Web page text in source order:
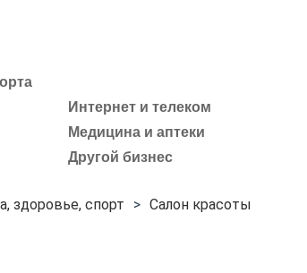
Интернет и телеком
Медицина и аптеки
Другой бизнес
здоровье, спорт Салон красоты